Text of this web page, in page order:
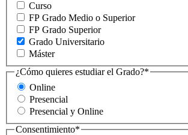
Curso
FP Grado Medio o Superior
FP Grado Superior
Grado Universitario
Máster
¿Cómo quieres estudiar el Grado?*
Online
Presencial
Presencial y Online
Consentimiento*